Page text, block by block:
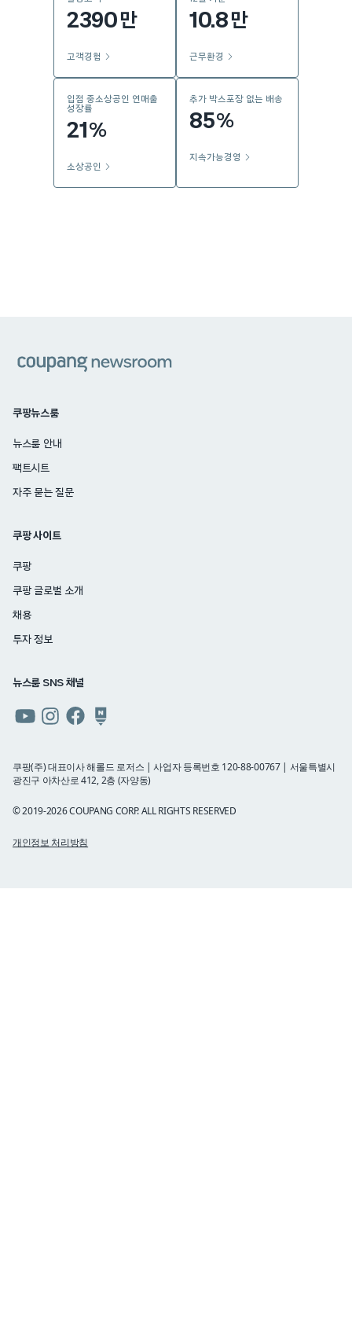
2390만
고객경험
10.8만
근무환경
입점 중소상공인 연매출
성장률
21 %
소상공인
추가 박스포장 없는 배송
85%
지속가능경영
쿠팡뉴스룸
뉴스룸 안내
팩트시트
자주 묻는 질문
쿠팡 사이트
쿠팡
쿠팡 글로벌 소개
채용
투자 정보
뉴스룸 SNS 채널
유튜브인스타그램
페이스북네이버
블로그
쿠팡(주) 대표이사 해롤드 로저스 | 사업자 등록번호 120-88-00767 | 서울특별시
광진구 아차산로 412, 2층 (자양동)
© 2019-2026 COUPANG CORP. ALL RIGHTS RESERVED
개인정보 처리방침